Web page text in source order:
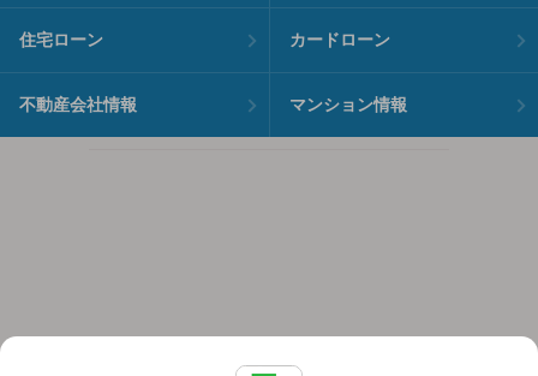
住宅ローン カードローン
不動産会社情報 マンション情報